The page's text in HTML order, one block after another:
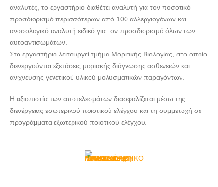
αναλυτές, το εργαστήριο διαθέτει αναλυτή για τον ποσοτικό
προσδιορισμό περισσότερων από 100 αλλεργιογόνων και
ανοσολογικό αναλυτή ειδικό για τον προσδιορισμό όλων των
αυτοαντισωμάτων.
Στο εργαστήριο λειτουργεί τμήμα Μοριακής Βιολογίας, στο οποίο
διενεργούνται εξετάσεις μοριακής διάγνωσης ασθενειών και
ανίχνευσης γενετικού υλικού μολυσματικών παραγόντων.
Η αξιοπιστία των αποτελεσμάτων διασφαλίζεται μέσω της
διενέργειας εσωτερικού ποιοτικού ελέγχου και τη συμμετοχή σε
προγράμματα εξωτερικού ποιοτικού ελέγχου.